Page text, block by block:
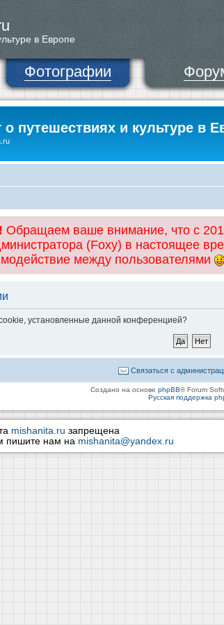
в Европе
Фотографии
о путешествиях и культуре в
Обращаем ваше внимание, что с
(Foxy) в настоящее
между пользователями
установленные данной конференцией?
Связаться с
Создано на основе phpBB® Forum
Русская поддержка
mishanita.ru запрещена
пишите нам на mishanita@yandex.ru